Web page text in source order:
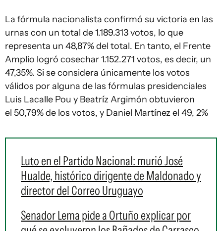
La fórmula nacionalista confirmó su victoria en las
urnas con un total de 1.189.313 votos, lo que
representa un 48,87% del total. En tanto, el Frente
Amplio logró cosechar 1.152.271 votos, es decir, un
47,35%. Si se considera únicamente los votos
válidos por alguna de las fórmulas presidenciales
Luis Lacalle Pou y Beatríz Argimón obtuvieron
el 50,79% de los votos, y Daniel Martínez el 49, 2%
Luto en el Partido Nacional: murió José
Hualde, histórico dirigente de Maldonado y
director del Correo Uruguayo
Senador Lema pide a Ortuño explicar por